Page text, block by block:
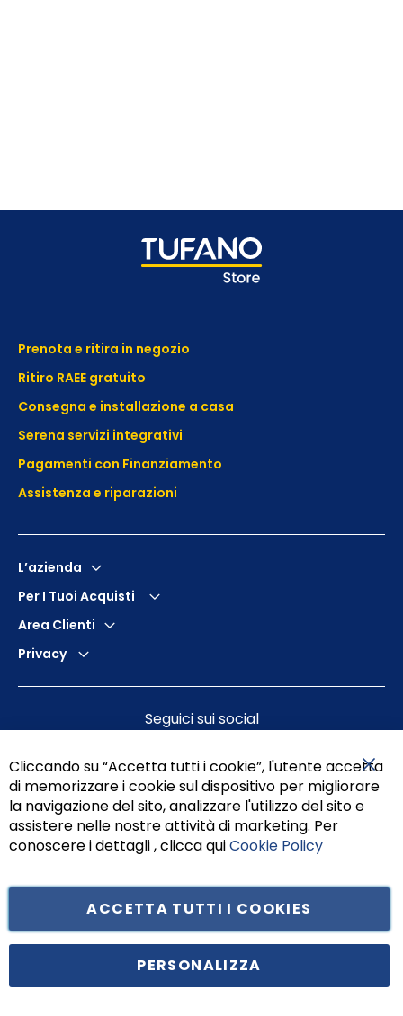
Prenota e ritira in negozio
Ritiro RAEE gratuito
Consegna e installazione a casa
Serena servizi integrativi
Pagamenti con Finanziamento
Assistenza e riparazioni
L’azienda
Per I Tuoi Acquisti
Area Clienti
Privacy
Seguici sui social
Principe di Piemonte 199, cap. 80026 Casoria (NA) - C.F. 05834470634 -
Cliccando su “Accetta tutti i cookie”, l'utente accetta
di memorizzare i cookie sul dispositivo per migliorare
la navigazione del sito, analizzare l'utilizzo del sito e
assistere nelle nostre attività di marketing. Per
conoscere i dettagli , clicca quiCookie Policy
ACCETTA TUTTI I COOKIES
PERSONALIZZA